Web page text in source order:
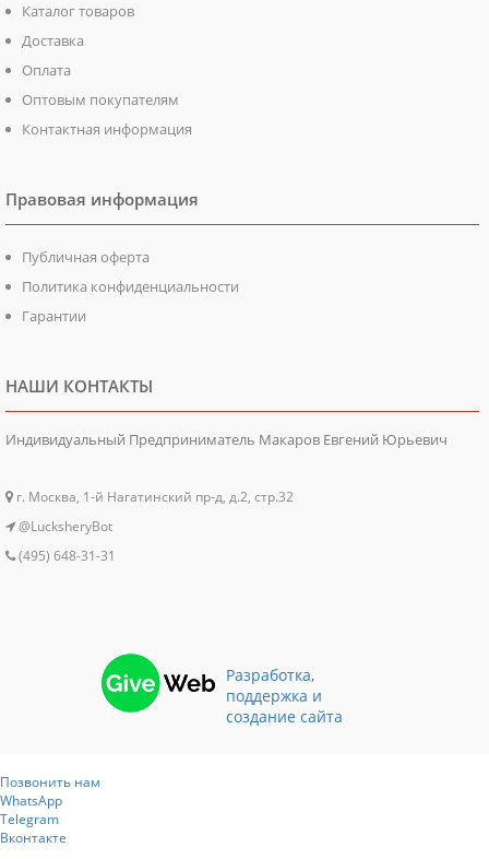
Каталог товаров
Доставка
Оплата
Оптовым покупателям
Контактная информация
Правовая информация
Публичная оферта
Политика конфиденциальности
Гарантии
НАШИ КОНТАКТЫ
Индивидуальный Предприниматель Макаров Евгений Юрьевич
г. Москва, 1-й Нагатинский пр-д, д.2, стр.32
@LucksheryBot
(495) 648-31-31
Разработка,
поддержка и
создание сайта
Позвонить нам
WhatsApp
Telegram
Вконтакте